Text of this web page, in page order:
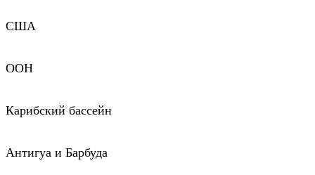
США
ООН
Карибский бассейн
Антигуа и Барбуда